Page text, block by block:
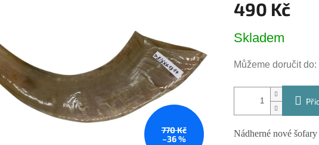
hvězdiček.
770 Kč
–36 %
490 Kč
cena:
Skladem
Můžeme doručit do:
Nádherné nové